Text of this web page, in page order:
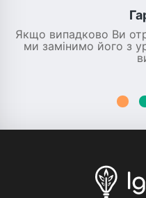
Якщо випадково Ви
ми замінимо його з